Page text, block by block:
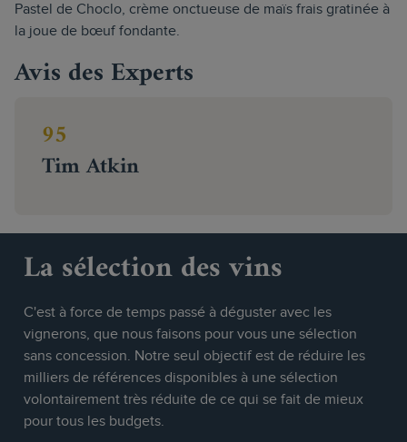
Pastel de Choclo, crème onctueuse de maïs frais gratinée à
la joue de bœuf fondante.
Avis des Experts
95
Tim Atkin
La sélection des vins
C'est à force de temps passé à déguster avec les
vignerons, que nous faisons pour vous une sélection
sans concession. Notre seul objectif est de réduire les
milliers de références disponibles à une sélection
volontairement très réduite de ce qui se fait de mieux
pour tous les budgets.